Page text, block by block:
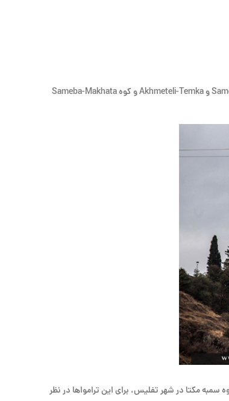
، ایجاد ۳ تراموا هوایی جدید در شهر تفلیس در دستور کار قرار گرفته است. این ۳ ترموای جدید پایتخت گرجستان در مناطق Samgori-Vazisubani و Akhmeteli-Temka و کوه Sameba-Makhata
همانطور که گفتیم ۳ منطقه سامگوری ویزیسوبانی، اخمتلی و کوه سمبه مکتا در شهر تفلیس، برای این ترامواها در نظر